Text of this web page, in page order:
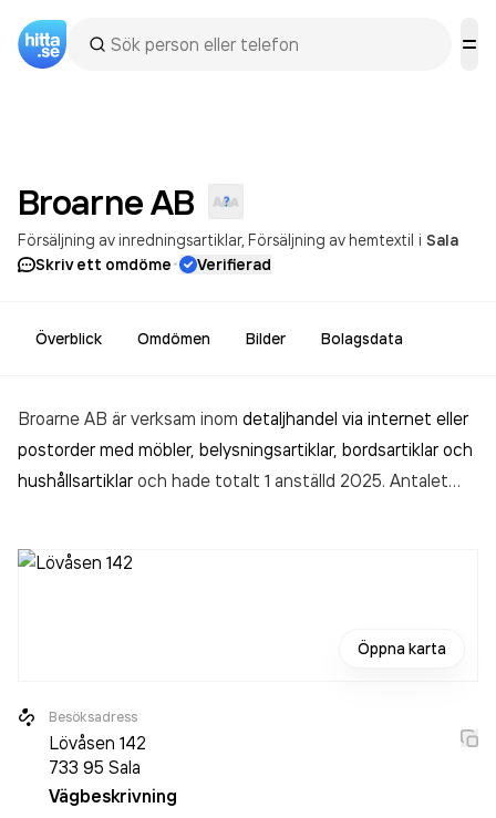
BroarneAB
Försäljning av inredningsartiklar Försäljning av hemtextil i Sala
Skriv ett omdöme· Verifierad
Överblick Omdömen Bilder Bolagsdata
Broarne AB är verksam inom detaljhandel via internet eller
postorder med möbler, belysningsartiklar, bordsartiklar och
hushållsartiklaroch hade totalt 1 anställd 2025. Antalet
omsatte 1 582 000,00 kr
Öppna karta
Besöksadress
Lövåsen 142
733 95 Sala
Vägbeskrivning